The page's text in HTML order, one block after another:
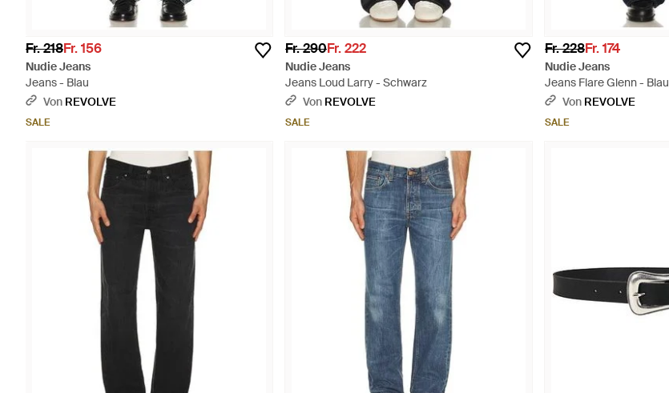
Fr. 218Fr. 156
Nudie Jeans
Jeans - Blau
Von REVOLVE
SALE
Fr. 290Fr. 222
Nudie Jeans
Jeans Loud Larry - Schwarz
Von REVOLVE
SALE
Fr. 228Fr. 174
Nudie Jeans
Jeans Flare Glenn - Blau
Von REVOLVE
SALE